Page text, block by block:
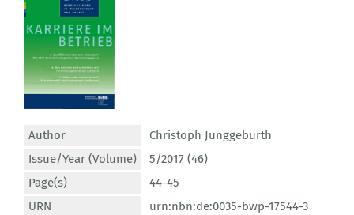
Author
Christoph Junggeburth
Issue/Year (Volume)
5/2017 (46)
Page(s)
44-45
URN
urn:nbn:de:0035-bwp-17544-3